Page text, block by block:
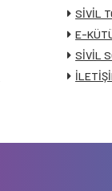
SİVİL
E-
SİVİL